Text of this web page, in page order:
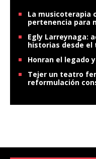
La musicoterapia
pertenencia para
Egly Larreynaga:
historias desde
Honran el legado
Tejer un teatro
reformulación